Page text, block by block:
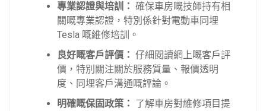
專業認證與培訓： 確保車房嘅技師持有相
關嘅專業認證，特別係針對電動車同埋
Tesla 嘅維修培訓。
良好嘅客戶評價： 仔細閱讀網上嘅客戶評
價，特別關注關於服務質量、報價透明
度、同埋客戶溝通嘅評論。
明確嘅保固政策： 了解車房對維修項目提